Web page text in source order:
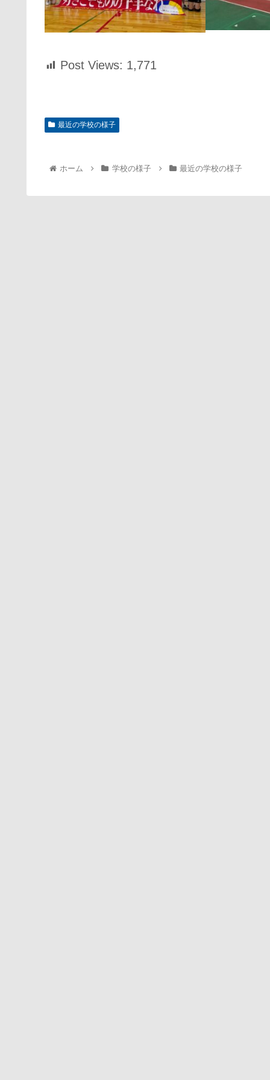
Post Views: 1,771
最近の学校の様子
ホーム 学校の様子 最近の学校の様子